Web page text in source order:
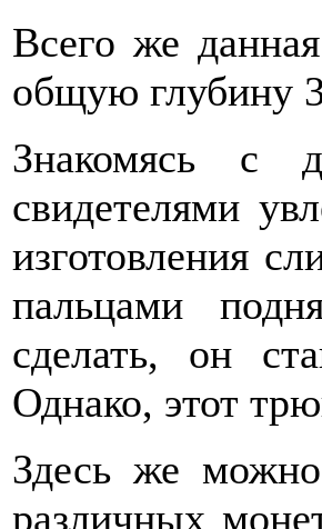
Всего же
общую глубину
Знакомясь с
свидетелями
изготовления
пальцами
сделать, он
Однако, этот
Здесь же
различных